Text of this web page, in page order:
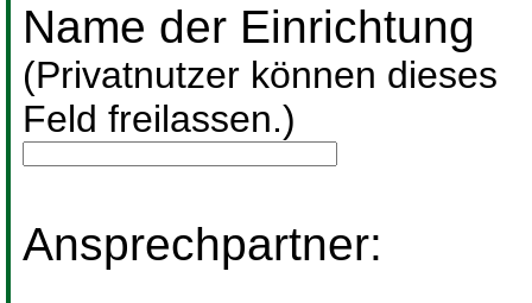
Name der Einrichtung
(Privatnutzer können dieses
Feld freilassen.)
Ansprechpartner: